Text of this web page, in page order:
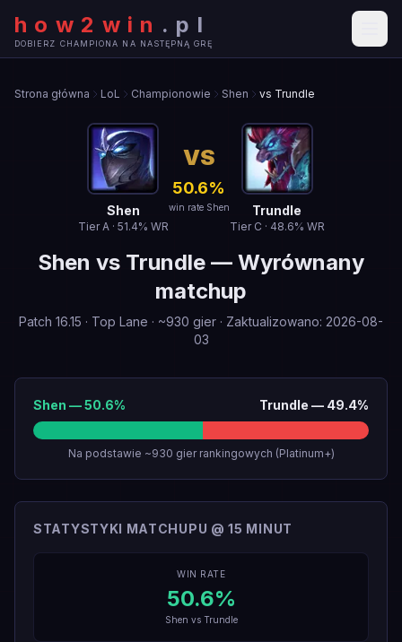
how2win . pl
DOBIERZ CHAMPIONA NA NASTĘPNĄ GRĘ
Strona główna LoL Championowie Shen vs Trundle
Shen
TierA· 51.4% WR
VS
50.6%
win rate Shen Trundle
Tier C · 48.6% WR
Shen vs Trundle — Wyrównany
matchup
Patch 16.15 · Top Lane · ~930 gier · Zaktualizowano: 2026-08-
03
Shen —50.6% Trundle — 49.4%
Na podstawie ~930 gier rankingowych (Platinum+)
STATYSTYKI MATCHUPU @ 15 MINUT
WIN RATE
50.6%
Shen vs Trundle